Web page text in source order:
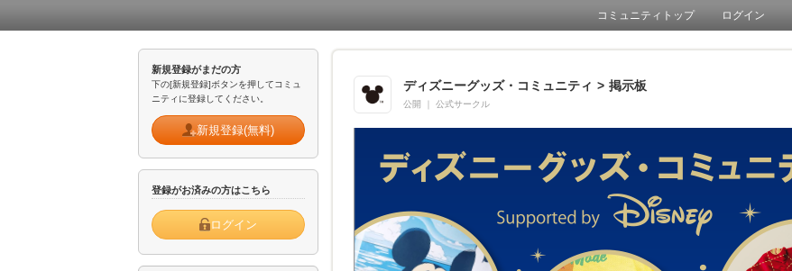
コミュニティトップ ログイン
新規登録がまだの方
下の[新規登録]ボタンを押してコミュ
ニティに登録してください。
新規登録(無料)
登録がお済みの方はこちら
ログイン
ディズニーグッズ・コミュニティ > 掲示板
公開 公式サークル